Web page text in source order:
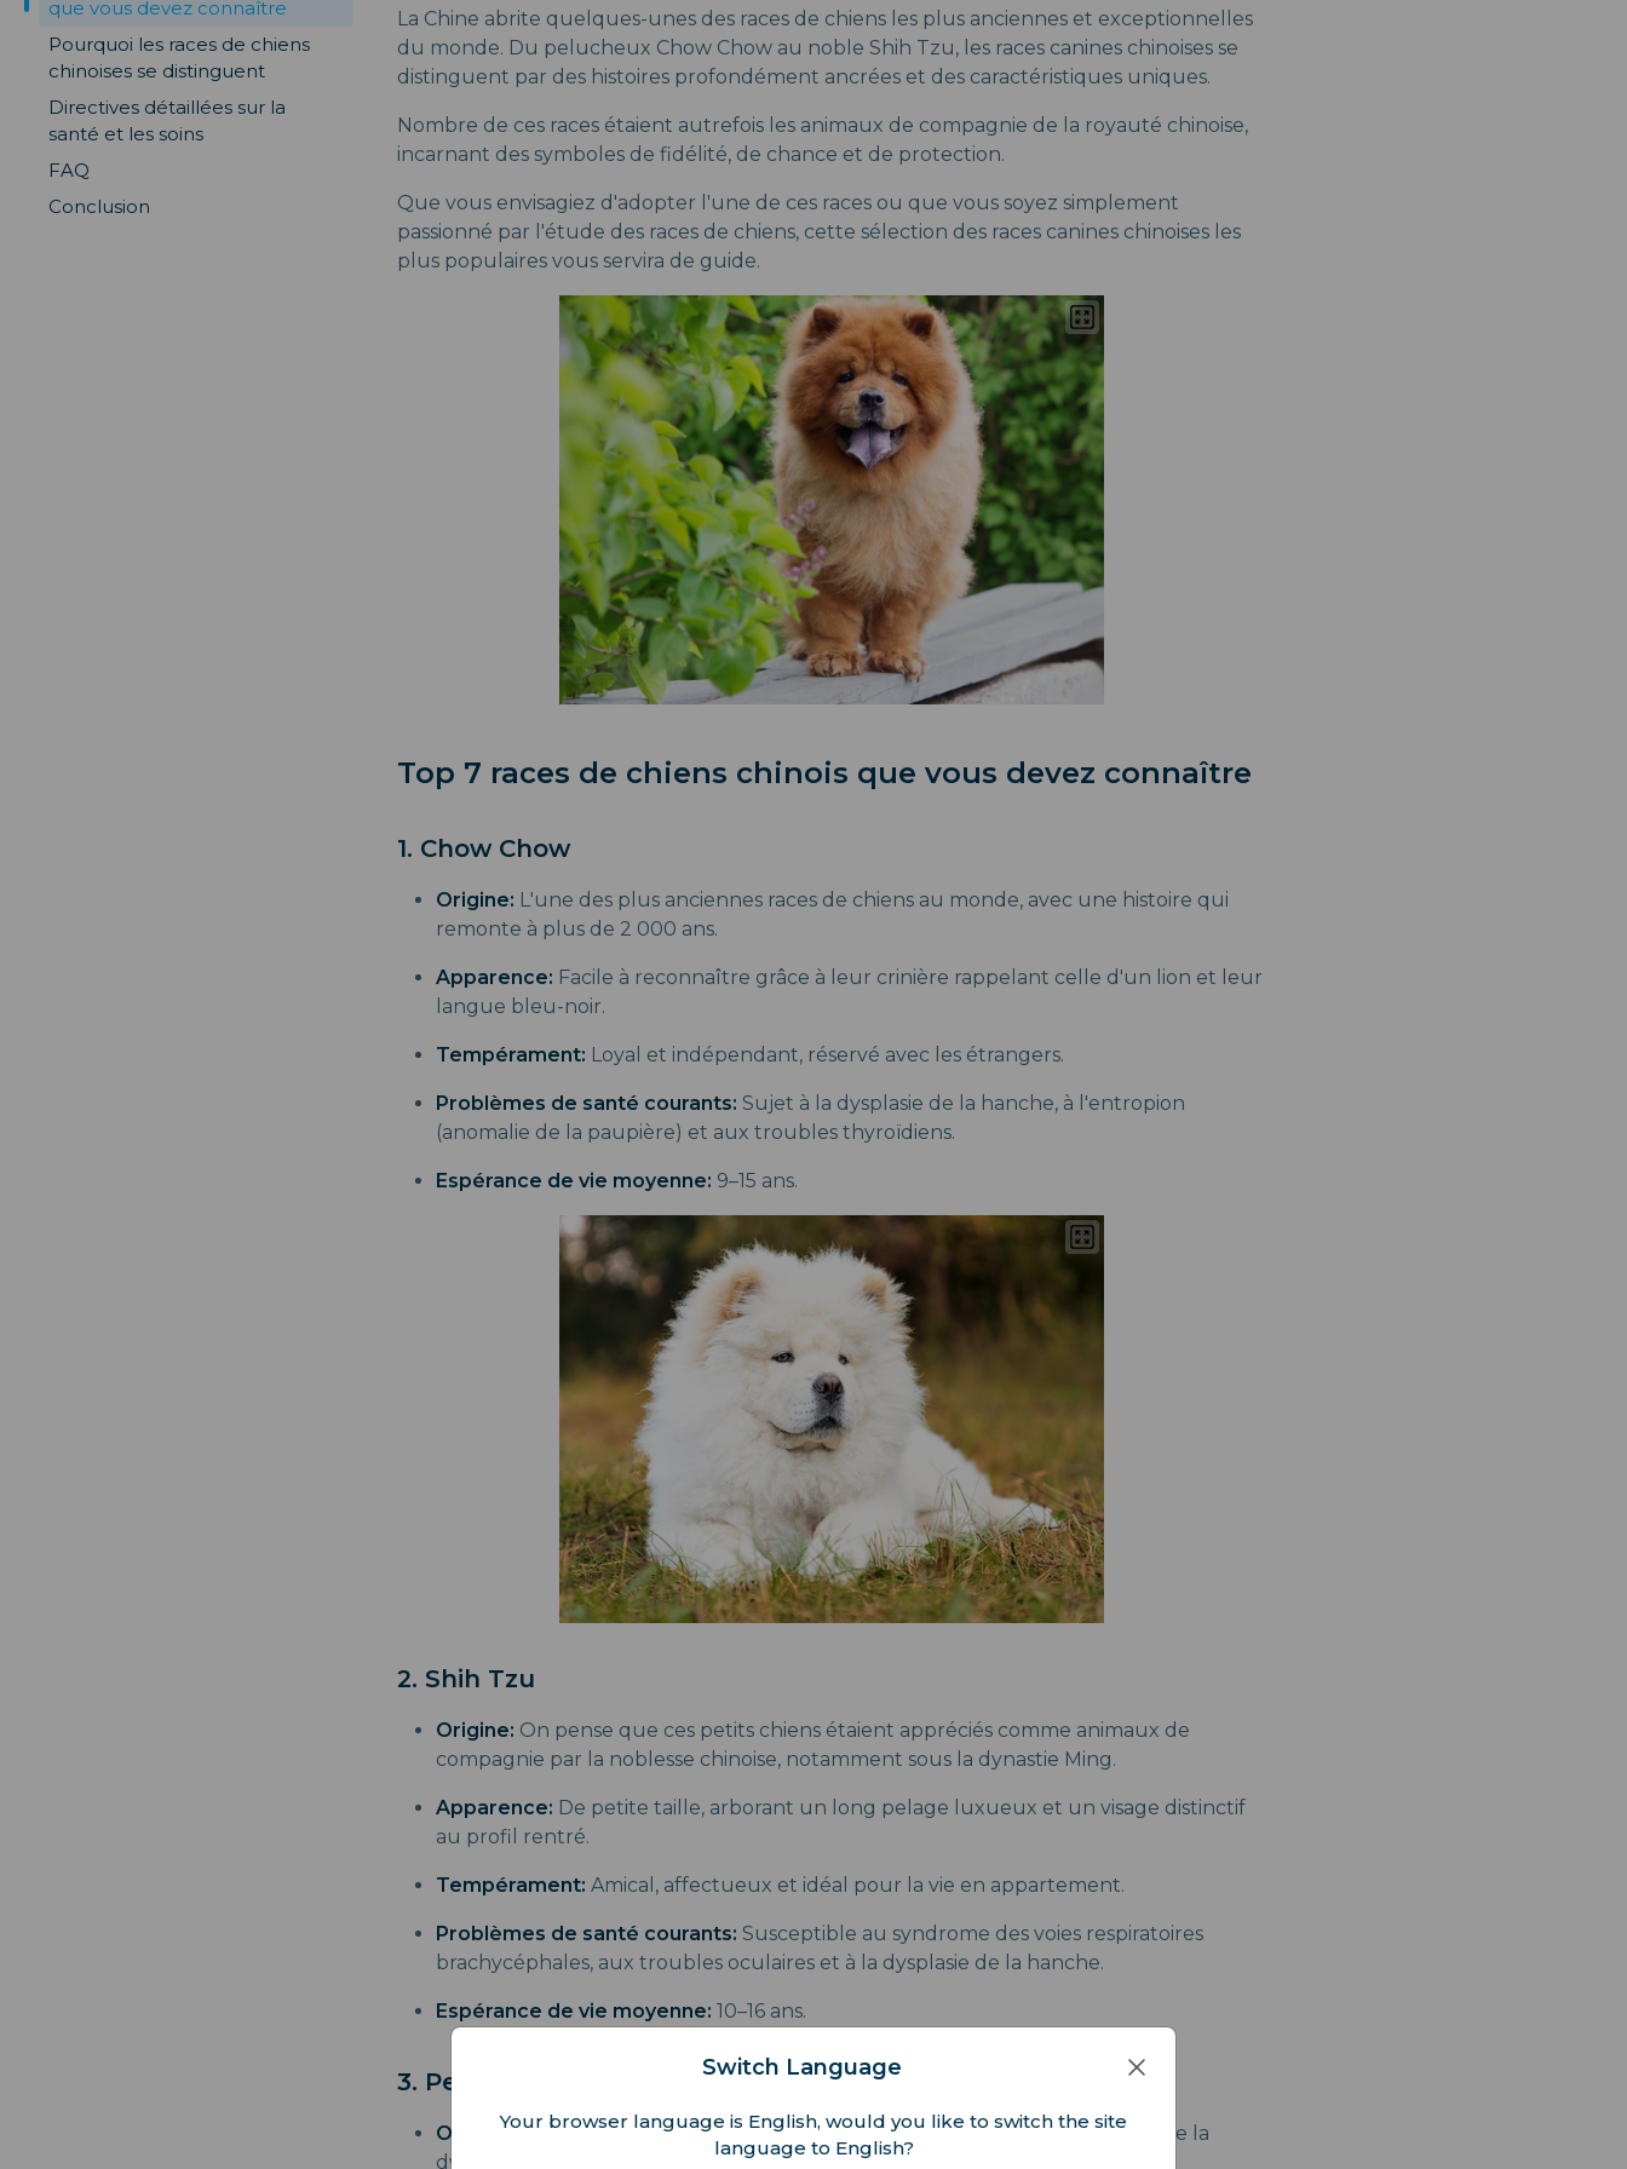
que vous devez connaître
Pourquoi les races de chiens
chinoises se distinguent
Directives détaillées sur la
santé et les soins
FAQ
Conclusion
La Chine abrite quelques-unes des races de chiens les plus anciennes et exceptionnelles
du monde. Du pelucheux Chow Chow au noble Shih Tzu, les races canines chinoises se
distinguent par des histoires profondément ancrées et des caractéristiques uniques.
Nombre de ces races étaient autrefois les animaux de compagnie de la royauté chinoise,
incarnant des symboles de fidélité, de chance et de protection.
Que vous envisagiez d'adopter l'une de ces races ou que vous soyez simplement
passionné par l'étude des races de chiens, cette sélection des races canines chinoises les
plus populaires vous servira de guide.
Top 7 races de chiens chinois que vous devez connaître
1. Chow Chow
Origine: L'une des plus anciennes races de chiens au monde, avec une histoire qui
remonte à plus de 2 000 ans.
Apparence: Facile à reconnaître grâce à leur crinière rappelant celle d'un lion et leur
langue bleu-noir.
Tempérament: Loyal et indépendant, réservé avec les étrangers.
Problèmes de santé courants: Sujet à la dysplasie de la hanche, à l'entropion
(anomalie de la paupière) et aux troubles thyroïdiens.
Espérance de vie moyenne: 9–15 ans.
2. Shih Tzu
Origine: On pense que ces petits chiens étaient appréciés comme animaux de
compagnie par la noblesse chinoise, notamment sous la dynastie Ming.
Apparence: De petite taille, arborant un long pelage luxueux et un visage distinctif
au profil rentré.
Tempérament: Amical, affectueux et idéal pour la vie en appartement.
Problèmes de santé courants: Susceptible au syndrome des voies respiratoires
brachycéphales, aux troubles oculaires et à la dysplasie de la hanche.
Espérance de vie moyenne: 10–16 ans.
3. Pekingese
Origine:Autrefois, il était le compagnon favori du foyer impérial à l'époque de la
dynastie Tang.
Switch Language
Your browser language is English, would you like to switch the site
language to English?